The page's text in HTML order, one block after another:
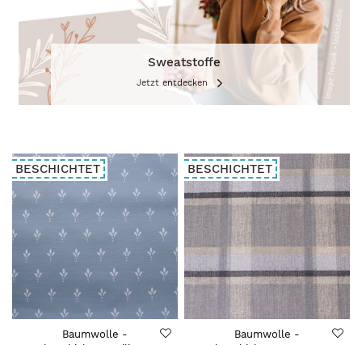
Sweatstoffe
Jetzt entdecken
BESCHICHTET
Baumwolle -
BESCHICHTET
Baumwolle -